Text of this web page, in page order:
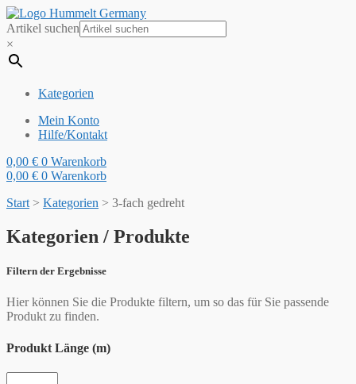
Artikel suchen
×
Kategorien
Mein Konto
Hilfe/Kontakt
0,00 € 0 Warenkorb
0,00 € 0 Warenkorb
Start > Kategorien > 3-fach gedreht
Kategorien / Produkte
Filtern der Ergebnisse
Hier können Sie die Produkte filtern, um so das für Sie passende
Produkt zu finden.
Produkt Länge (m)